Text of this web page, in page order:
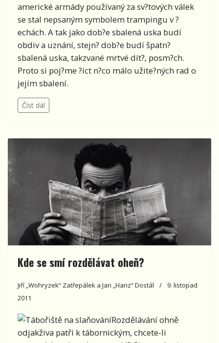
americké armády používaný za sv?tových válek
se stal nepsaným symbolem trampingu v ?
echách. A tak jako dob?e sbalená uska budí
obdiv a uznání, stejn? dob?e budí špatn?
sbalená uska, takzvané mrtvé dít?, posm?ch.
Proto si poj?me ?íct n?co málo užite?ných rad o
jejím sbalení.
Číst dál
Kde se smí rozdělávat oheň?
Jiří „Wohryzek“ Zatřepálek a Jan „Hanz“ Dostál
9. listopad
2011
Rozdělávání ohně
odjakživa patří k tábornickým, chcete-li